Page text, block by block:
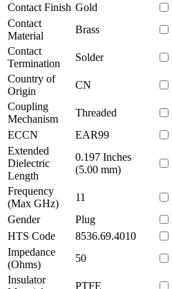
Contact Finish Gold
Contact
Material
Brass
Contact
Termination
Solder
Country of
Origin
CN
Coupling
Mechanism
Threaded
ECCN
EAR99
Extended
Dielectric
Length
0.197 Inches
(5.00 mm)
Frequency
(Max GHz)
11
Gender
Plug
HTS Code
8536.69.4010
Impedance
(Ohms)
50
Insulator
PTFE